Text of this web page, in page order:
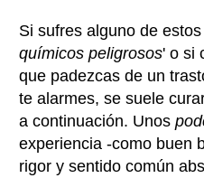
Si sufres alguno de
químicos peligrosos' o si
que padezcas de un
te alarmes, se suele
a continuación. Unos
experiencia -como buen
rigor y sentido común